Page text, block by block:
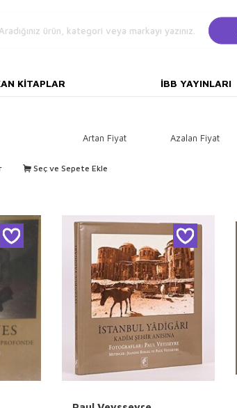
KITAPLAR İBB YAYINLARI
Artan Fiyat Azalan Fiyat
Seç ve Sepete Ekle